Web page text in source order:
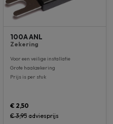
100A ANL
Zekering
Voor een veilige installatie
Grote haakzekering
Prijs is per stuk
€ 2,50
€ 3,95adviesprijs